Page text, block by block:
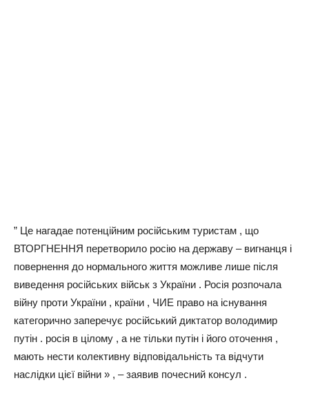
” Це нагадае потенційним російським туристам , що
ВТОРГНЕННЯ перетворило росію на державу – вигнанця і
повернення до нормального життя можливе лише після
виведення російських військ з України . Росія розпочала
війну проти України , країни , ЧИЕ право на існування
категорично заперечує російський диктатор володимир
путін . росія в цілому , а не тільки путін і його оточення ,
мають нести колективну відповідальність та відчути
наслідки цієї війни » , – заявив почесний консул .